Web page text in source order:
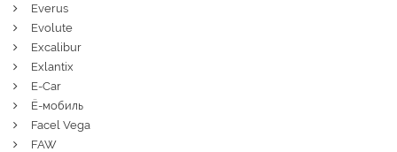
Everus
Evolute
Excalibur
Exlantix
E-Car
Ё-мобиль
Facel Vega
FAW